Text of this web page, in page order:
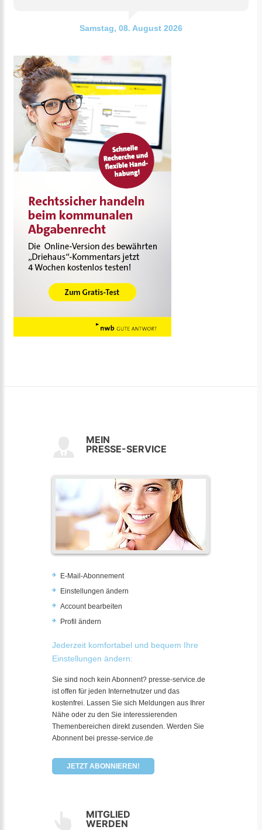
Samstag, 08. August 2026
MEIN
PRESSE-SERVICE
E-Mail-Abonnement
Einstellungen ändern
Account bearbeiten
Profil ändern
Jederzeit komfortabel und bequem Ihre
Einstellungen ändern:
Sie sind noch kein Abonnent? presse-service.de
ist offen für jeden Internetnutzer und das
kostenfrei. Lassen Sie sich Meldungen aus Ihrer
Nähe oder zu den Sie interessierenden
Themenbereichen direkt zusenden. Werden Sie
Abonnent bei presse-service.de
JETZT ABONNIEREN!
MITGLIED
WERDEN